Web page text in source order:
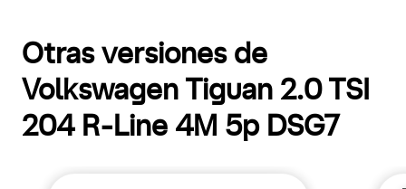
Otras versiones de
Volkswagen Tiguan 2.0 TSI
204 R-Line 4M 5p DSG7